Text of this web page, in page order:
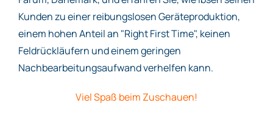
Kunden zu einer reibungslosen Geräteproduktion,
einem hohen Anteil an "Right First Time", keinen
Feldrückläufern und einem geringen
Nachbearbeitungsaufwand verhelfen kann.
Viel Spaß beim Zuschauen!